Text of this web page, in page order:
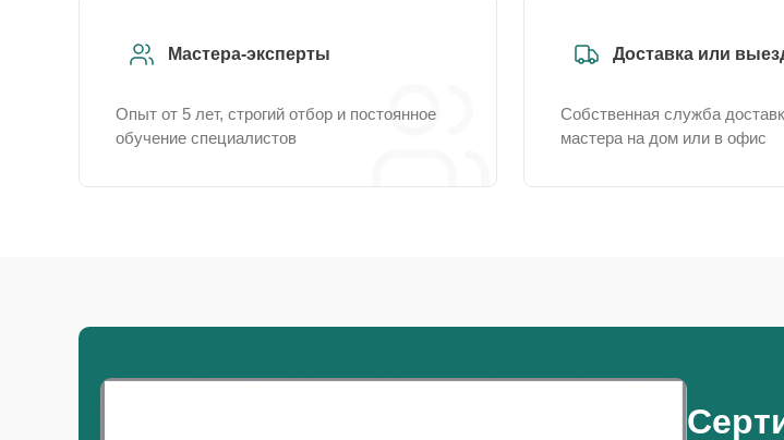
Мастера-эксперты
Опыт от 5 лет, строгий отбор и постоянное
обучение специалистов
Доставка или
Собственная служба
мастера на дом или в офис